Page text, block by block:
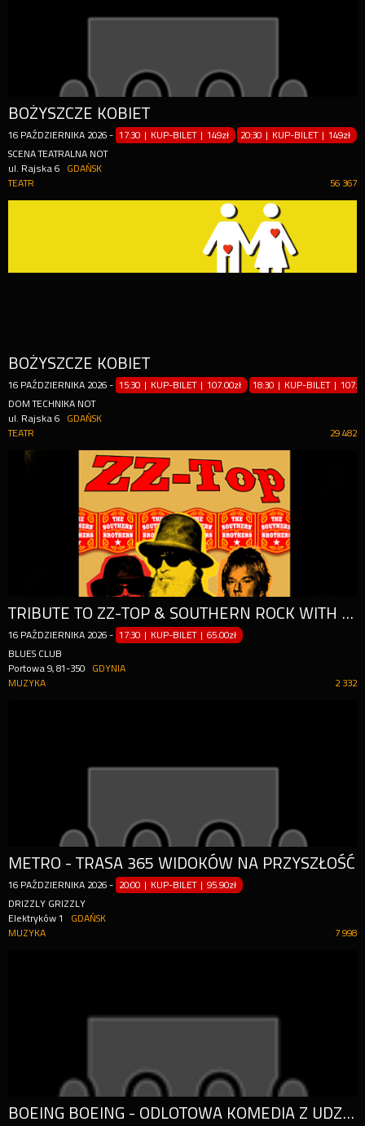
BOŻYSZCZE KOBIET
16 PAŹDZIERNIKA 2026 - 17:30 | KUP-BILET |149zł 20:30 | KUP-BILET |149zł
SCENA TEATRALNA NOT
ul. Rajska 6
GDAŃSK
56 367
TEATR
BOŻYSZCZE KOBIET
16 PAŹDZIERNIKA 2026 - 15:30 | KUP-BILET |107.00zł 18:30 | KUP-BILET |
DOM TECHNIKA NOT
ul. Rajska 6
GDAŃSK
29 482
TEATR
TRIBUTE TO ZZ-TOP & SOUTHERN ROCK WITH "THE SOUTHERN BROTHERS"
16 PAŹDZIERNIKA 2026 - 17:30 | KUP-BILET |65.00zł
BLUES CLUB
Portowa 9, 81-350
GDYNIA
2 332
MUZYKA
METRO - TRASA 365 WIDOKÓW NA PRZYSZŁOŚĆ
16 PAŹDZIERNIKA 2026 - 20:00 | KUP-BILET |95.90zł
DRIZZLY GRIZZLY
Elektryków 1
GDAŃSK
7 998
MUZYKA
BOEING BOEING - ODLOTOWA KOMEDIA Z UDZIAŁEM GWIAZD